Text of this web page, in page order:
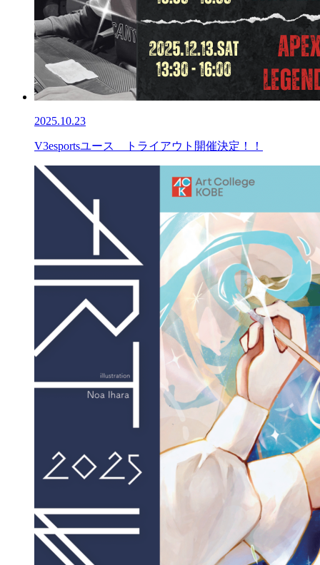
2025.10.23
V3esportsユース トライアウト開催決定！！